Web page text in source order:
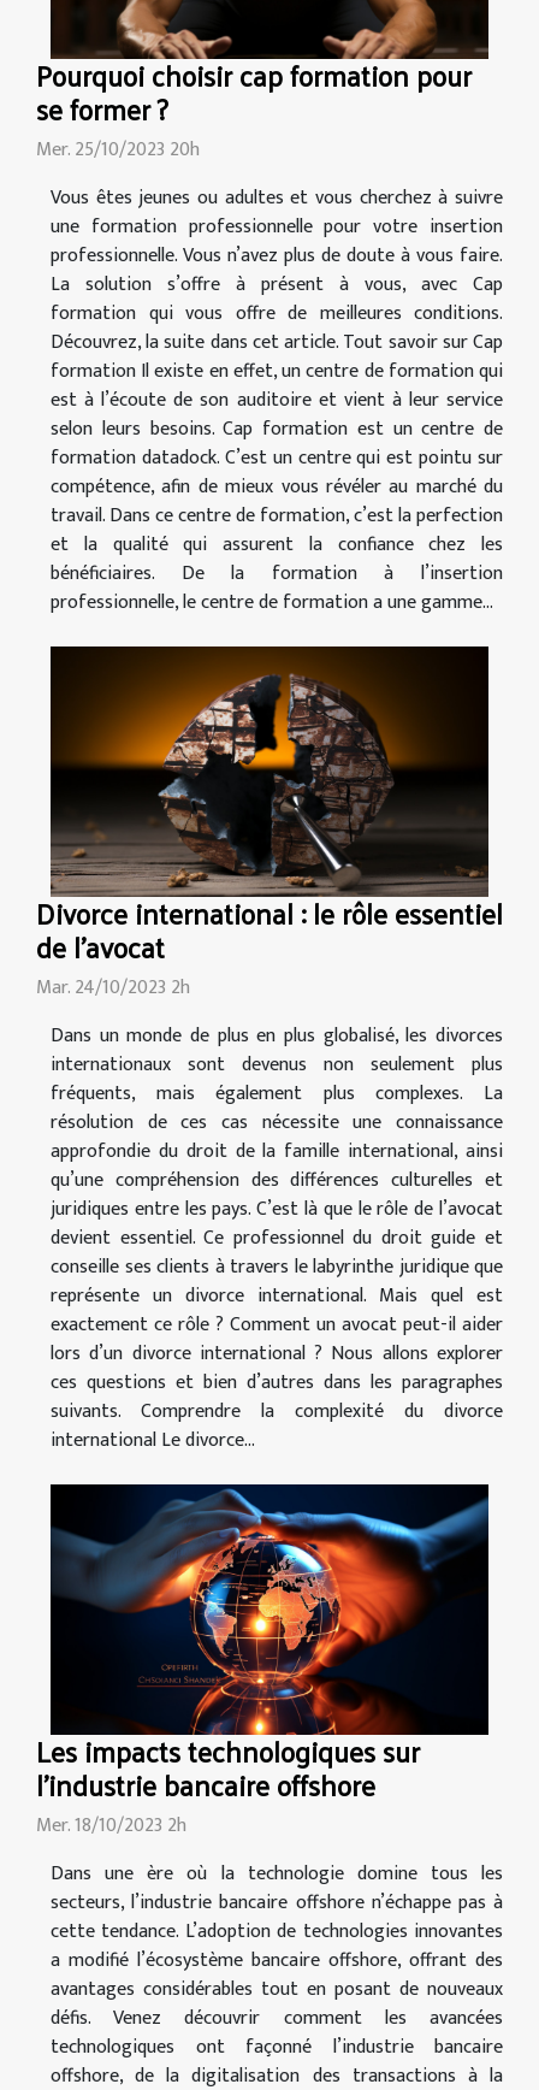
Pourquoi choisir cap formation pour
se former ?
Mer. 25/10/2023 20h
Vous êtes jeunes ou adultes et vous cherchez à suivre
une formation professionnelle pour votre insertion
professionnelle. Vous n’avez plus de doute à vous faire.
La solution s’offre à présent à vous, avec Cap
formation qui vous offre de meilleures conditions.
Découvrez, la suite dans cet article. Tout savoir sur Cap
formation Il existe en effet, un centre de formation qui
est à l’écoute de son auditoire et vient à leur service
selon leurs besoins. Cap formation est un centre de
formation datadock. C’est un centre qui est pointu sur
compétence, afin de mieux vous révéler au marché du
travail. Dans ce centre de formation, c’est la perfection
et la qualité qui assurent la confiance chez les
bénéficiaires. De la formation à l’insertion
professionnelle, le centre de formation a une gamme...
Divorce international : le rôle essentiel
de l'avocat
Mar. 24/10/2023 2h
Dans un monde de plus en plus globalisé, les divorces
internationaux sont devenus non seulement plus
fréquents, mais également plus complexes. La
résolution de ces cas nécessite une connaissance
approfondie du droit de la famille international, ainsi
qu’une compréhension des différences culturelles et
juridiques entre les pays. C’est là que le rôle de l’avocat
devient essentiel. Ce professionnel du droit guide et
conseille ses clients à travers le labyrinthe juridique que
représente un divorce international. Mais quel est
exactement ce rôle ? Comment un avocat peut-il aider
lors d’un divorce international ? Nous allons explorer
ces questions et bien d’autres dans les paragraphes
suivants. Comprendre la complexité du divorce
international Le divorce...
Les impacts technologiques sur
l'industrie bancaire offshore
Mer. 18/10/2023 2h
Dans une ère où la technologie domine tous les
secteurs, l’industrie bancaire offshore n’échappe pas à
cette tendance. L’adoption de technologies innovantes
a modifié l’écosystème bancaire offshore, offrant des
avantages considérables tout en posant de nouveaux
défis. Venez découvrir comment les avancées
technologiques ont façonné l’industrie bancaire
offshore, de la digitalisation des transactions à la